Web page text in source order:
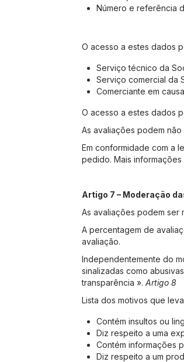
Número e referência
O acesso a estes dados
Serviço técnico da
Serviço comercial da
Comerciante em causa
O acesso a estes dados
As avaliações podem
Em conformidade com a
pedido. Mais informações
Artigo 7 – Moderação
As avaliações podem ser
A percentagem de
avaliação.
Independentemente do
sinalizadas como
transparência ». Artigo 8
Lista dos motivos que
Contém insultos ou
Diz respeito a uma
Contém informações
Diz respeito a um